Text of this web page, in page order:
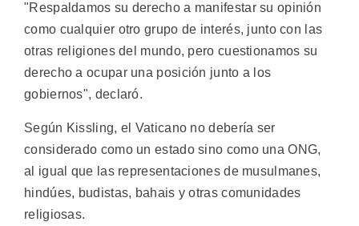
"Respaldamos su derecho a manifestar su opinión
como cualquier otro grupo de interés, junto con las
otras religiones del mundo, pero cuestionamos su
derecho a ocupar una posición junto a los
gobiernos", declaró.
Según Kissling, el Vaticano no debería ser
considerado como un estado sino como una ONG,
al igual que las representaciones de musulmanes,
hindúes, budistas, bahais y otras comunidades
religiosas.